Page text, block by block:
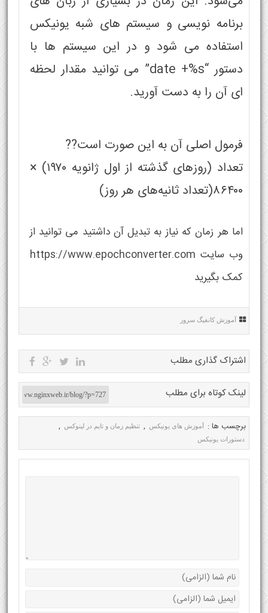
برنامه نویسی و سیستم های شبه یونیکس
استفاده می شود و در این سیستم ها با
دستور “date +%s” می توانید مقدار لحظه
ای آن را به دست آورید.
فرمول اصلی آن به این صورت است??
تعداد (روزهای گذشته از اول ژانویه ۱۹۷۰) ×
۸۶۴۰۰(تعداد ثانیه‌های هر روز)
اما هر زمان که نیاز به تبدیل آن داشتید می توانید از
وب سایت https://www.epochconverter.com
کمک بگیرید
آموزش کانفیگ سرور
اشتراک گذاری مطلب
لینک کوتاه برای مطلب
برچسب ها : آموزش های یونیکس , تنظیم زمان و تایم در لینوکس ,
دستورات یونیکس